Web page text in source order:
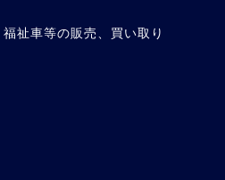
祉車等の販売、買い取り